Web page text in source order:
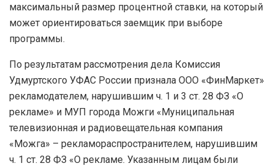
максимальный размер процентной ставки, на который
может ориентироваться заемщик при выборе
программы.
По результатам рассмотрения дела Комиссия
Удмуртского УФАС России признала ООО «ФинМаркет»
рекламодателем, нарушившим ч. 1 и 3 ст. 28 ФЗ «О
рекламе» и МУП города Можги «Муниципальная
телевизионная и радиовещательная компания
«Можга» – рекламораспространителем, нарушившим
ч. 1 ст. 28 ФЗ «О рекламе. Указанным лицам были